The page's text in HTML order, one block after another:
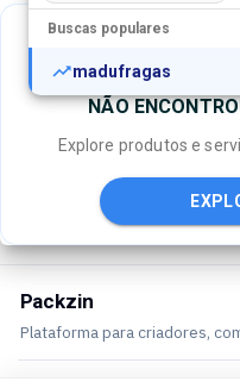
Buscas populares
madufragas
NÃO
Explore produtos e
Packzin
Plataforma para criadores,